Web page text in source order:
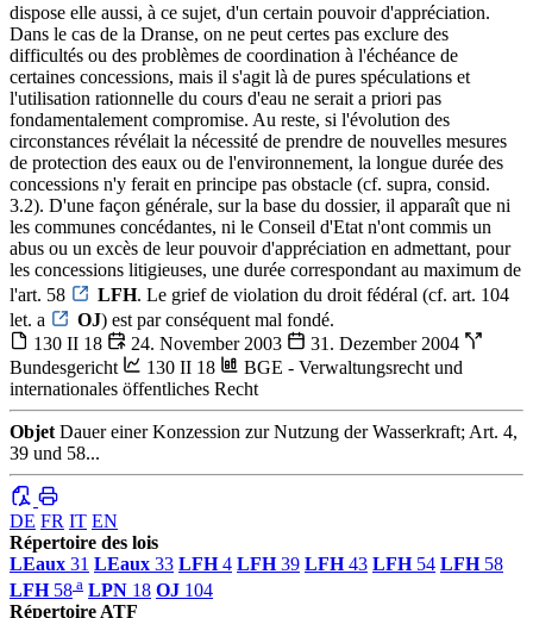
dispose elle aussi, à ce sujet, d'un certain pouvoir d'appréciation.
Dans le cas de la Dranse, on ne peut certes pas exclure des
difficultés ou des problèmes de coordination à l'échéance de
certaines concessions, mais il s'agit là de pures spéculations et
l'utilisation rationnelle du cours d'eau ne serait a priori pas
fondamentalement compromise. Au reste, si l'évolution des
circonstances révélait la nécessité de prendre de nouvelles mesures
de protection des eaux ou de l'environnement, la longue durée des
concessions n'y ferait en principe pas obstacle (cf. supra, consid.
3.2). D'une façon générale, sur la base du dossier, il apparaît que ni
les communes concédantes, ni le Conseil d'Etat n'ont commis un
abus ou un excès de leur pouvoir d'appréciation en admettant, pour
les concessions litigieuses, une durée correspondant au maximum de
l'art. 58
LFH. Le grief de violation du droit fédéral (cf. art. 104
let. a
OJ) est par conséquent mal fondé.
130 II 18
24. November 2003
31. Dezember 2004
Bundesgericht
130 II 18
BGE - Verwaltungsrecht und
internationales öffentliches Recht
Objet Dauer einer Konzession zur Nutzung der Wasserkraft; Art. 4,
39 und 58...
DE FR IT EN
Répertoire des lois
LEaux 31 LEaux 33 LFH4 LFH39 LFH43 LFH54 LFH58
LFH58 a LPN 18 OJ 104
Répertoire ATF